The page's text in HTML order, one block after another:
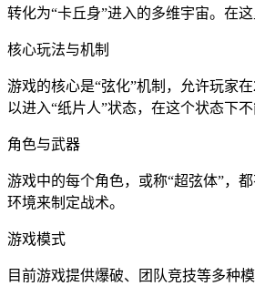
转化为“卡丘身”进入的多维宇宙。在
核心玩法与机制
游戏的核心是“弦化”机制，允许玩家
以进入“纸片人”状态，在这个状态下
角色与武器
游戏中的每个角色，或称“超弦体”，
环境来制定战术。
游戏模式
目前游戏提供爆破、团队竞技等多种